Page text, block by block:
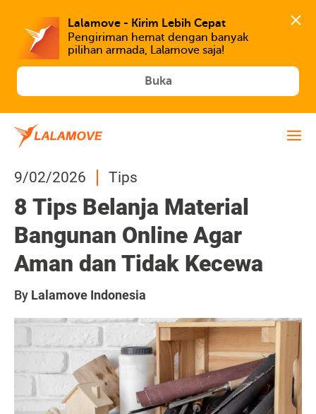
Lalamove - Kirim Lebih Cepat
Pengiriman hemat dengan banyak
Buka
9/02/2026 Tips
8 Tips Belanja Material
Bangunan Online Agar
Aman dan Tidak Kecewa
By Lalamove Indonesia